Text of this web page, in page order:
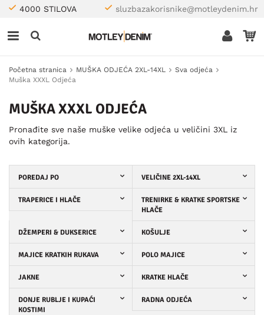
4000 STILOVA sluzbazakorisnike@motleydenim.hr
Početna stranica MUŠKA ODJEĆA 2XL-14XL
Sva odjeća
Muška XXXL Odjeća
MUŠKA XXXL ODJEĆA
Pronađite sve naše muške velike odjeća u veličini 3XL iz
ovih kategorija.
POREDAJ PO VELIČINE 2XL-14XL
TRAPERICE I HLAČE
TRENIRKE & KRATKE SPORTSKE
HLAČE
DŽEMPERI & DUKSERICE KOŠULJE
MAJICE KRATKIH RUKAVA POLO MAJICE
JAKNE KRATKE HLAČE
DONJE RUBLJE I KUPAĆI
KOSTIMI
RADNA ODJEĆA